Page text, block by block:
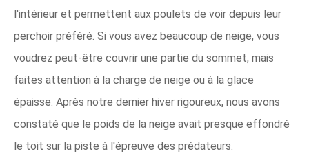
l'intérieur et permettent aux poulets de voir depuis leur
perchoir préféré. Si vous avez beaucoup de neige, vous
voudrez peut-être couvrir une partie du sommet, mais
faites attention à la charge de neige ou à la glace
épaisse. Après notre dernier hiver rigoureux, nous avons
constaté que le poids de la neige avait presque effondré
le toit sur la piste à l'épreuve des prédateurs.